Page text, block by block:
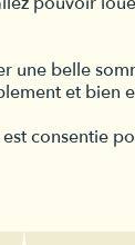
une belle
et bien
consentie